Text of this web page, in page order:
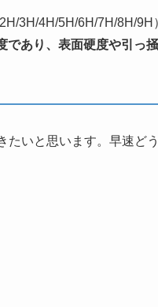
3H/4H/5H/6H/7H/8H/9H
であり、表面硬度や引っ
いと思います。早速ど